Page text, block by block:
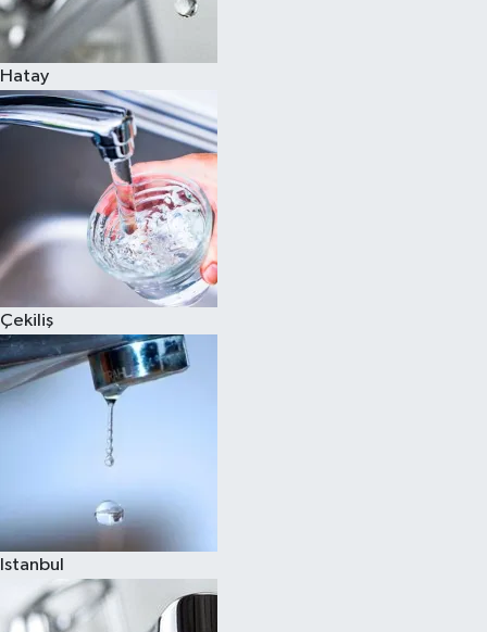
Hatay
Çekiliş
Istanbul